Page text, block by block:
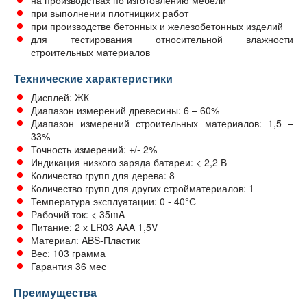
при выполнении плотницких работ
при производстве бетонных и железобетонных изделий
для тестирования относительной влажности
строительных материалов
Технические характеристики
Дисплей: ЖК
Диапазон измерений древесины: 6 – 60%
Диапазон измерений строительных материалов: 1,5 –
33%
Точность измерений: +/- 2%
Индикация низкого заряда батареи: < 2,2 В
Количество групп для дерева: 8
Количество групп для других стройматериалов: 1
Температура эксплуатации: 0 - 40°С
Рабочий ток: < 35mA
Питание: 2 х LR03 AAA 1,5V
Материал: ABS-Пластик
Вес: 103 грамма
Гарантия 36 мес
Преимущества